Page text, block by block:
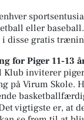
eller
i disse gratis
for Piger 11-13
Klub inviterer
på Virum Skole.
vigtigste er, at